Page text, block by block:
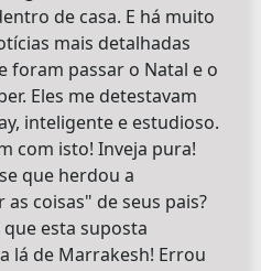
de casa. E há muito
mais detalhadas
foram passar o Natal e o
Eles me detestavam
inteligente e estudioso.
com isto! Inveja pura!
que herdou a
coisas" de seus pais?
esta suposta
lá de Marrakesh! Errou